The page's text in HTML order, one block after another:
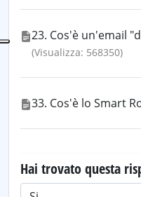
23. Cos'è un'email
(Visualizza: 568350)
33. Cos'è lo Smart
Hai trovato questa